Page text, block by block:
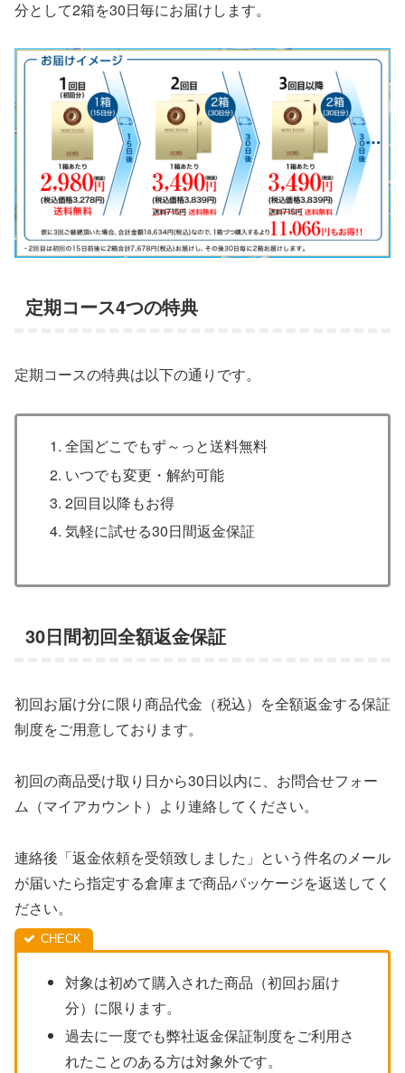
分として2箱を30日毎にお届けします。
定期コース4つの特典
定期コースの特典は以下の通りです。
全国どこでもず～っと送料無料
いつでも変更・解約可能
2回目以降もお得
気軽に試せる30日間返金保証
30日間初回全額返金保証
初回お届け分に限り商品代金（税込）を全額返金する保証
制度をご用意しております。
初回の商品受け取り日から30日以内に、お問合せフォー
ム（マイアカウント）より連絡してください。
連絡後「返金依頼を受領致しました」という件名のメール
が届いたら指定する倉庫まで商品パッケージを返送してく
ださい。
対象は初めて購入された商品（初回お届け
分）に限ります。
過去に一度でも弊社返金保証制度をご利用さ
れたことのある方は対象外です。